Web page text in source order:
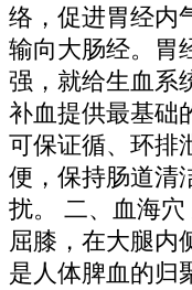
络，促进胃经内
输向大肠经。胃
强，就给生血系
补血提供最基础
可保证循、环排
便，保持肠道清
扰。 二、血海
屈膝，在大腿内
是人体脾血的归